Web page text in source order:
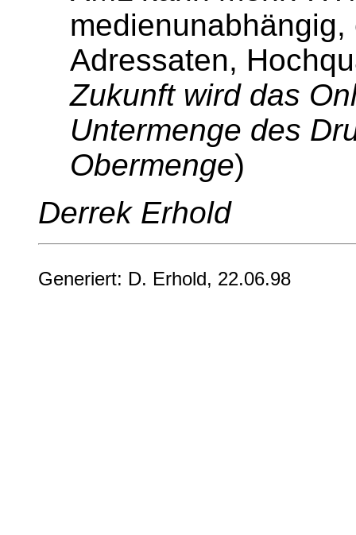
Adressaten,
Zukunft wird das
Untermenge des
Obermenge)
Derrek Erhold
Generiert: D. Erhold, 22.06.98